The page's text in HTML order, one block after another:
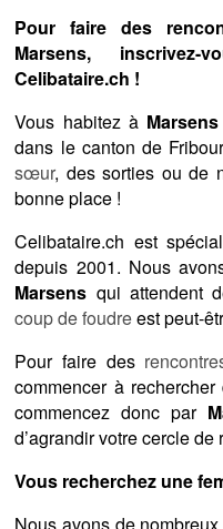
Pour faire des
Marsens,
Celibataire.ch !
Vous habitez à Marsens
dans le canton de
sœur, des sorties ou de
bonne place !
Celibataire.ch est
depuis 2001. Nous
Marsens qui attendent
coup de foudreest peut-
Pour faire des
commencer à
commencez donc par
d’agrandir votre cercle de
Vous recherchez une